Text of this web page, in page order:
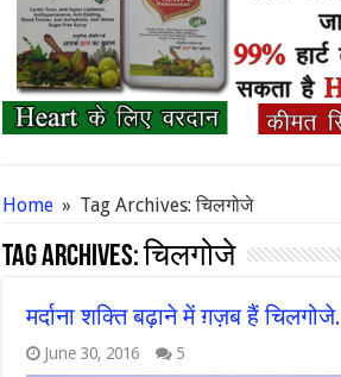
Home » Tag Archives: चिलगोजे
Tag Archives:चिलगोजे
मर्दाना शक्ति बढ़ाने में ग़ज़ब हैं चिलगोजे.
June 30, 2016 5